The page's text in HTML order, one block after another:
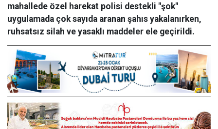
mahallede özel harekat polisi destekli "şok"
uygulamada çok sayıda aranan şahıs yakalanırken,
ruhsatsız silah ve yasaklı maddeler ele geçirildi.